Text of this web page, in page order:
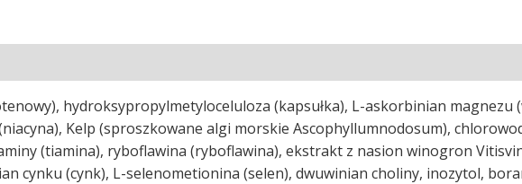
hydroksypropylmetyloceluloza (kapsułka), L-askorbinian magnezu
Kelp (sproszkowane algi morskie Ascophyllumnodosum),
(tiamina), ryboflawina (ryboflawina), ekstrakt z nasion winogron
cynku (cynk), L-selenometionina (selen), dwuwinian choliny, inozytol,